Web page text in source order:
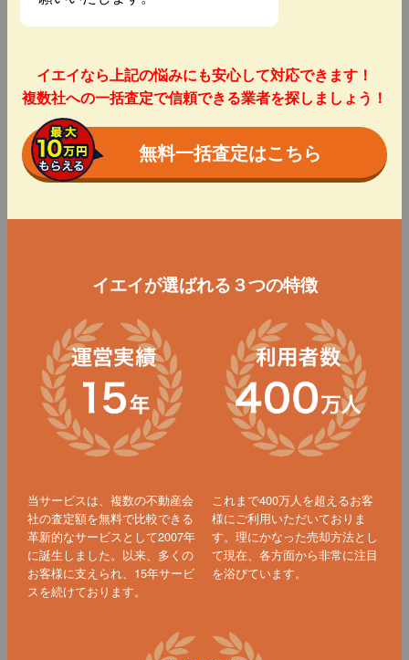
イエイなら上記の悩みにも安心して対応できます！
複数社への一括査定で信頼できる業者を探しましょう！
無料一括査定はこちら
イエイが選ばれる３つの特徴
当サービスは、複数の不動産会
社の査定額を無料で比較できる
革新的なサービスとして2007年
に誕生しました。以来、多くの
お客様に支えられ、15年サービ
スを続けております。
これまで400万人を超えるお客
様にご利用いただいておりま
す。理にかなった売却方法とし
て現在、各方面から非常に注目
を浴びています。